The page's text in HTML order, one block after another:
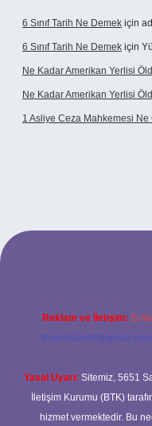
6 Sınıf Tarih Ne Demek için
6 Sınıf Tarih Ne Demek için
Ne Kadar Amerikan Yerlisi
Ne Kadar Amerikan Yerlisi
1 Asliye Ceza Mahkemesi Ne
Reklam ve İletişim: E-
forumhizmeti@gmail.com
Yasal Uyarı: Sitemiz, 5651
İletişim Kurumu (BTK)
hizmet vermektedir. Bu